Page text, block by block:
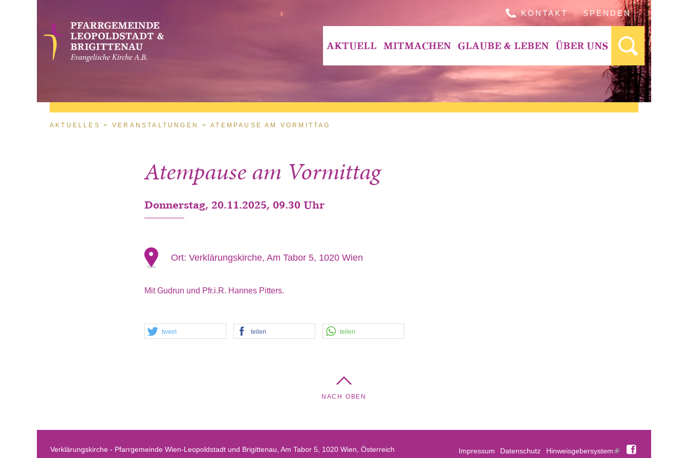
KONTAKT SPENDEN
AKTUELL MITMACHEN GLAUBE & LEBEN ÜBER UNS
Sie sind hier
AKTUELLES VERANSTALTUNGEN ATEMPAUSE AM VORMITTAG
Atempause am Vormittag
Donnerstag, 20.11.2025, 09.30 Uhr
Ort: Verklärungskirche, Am Tabor 5, 1020 Wien
Mit Gudrun und Pfr.i.R. Hannes Pitters.
tweet teilen teilen
NACH OBEN
Verklärungskirche - Pfarrgemeinde Wien-Leopoldstadt und Brigittenau, Am Tabor 5, 1020 Wien, Österreich Impressum Datenschutz Hinweisgebersystem